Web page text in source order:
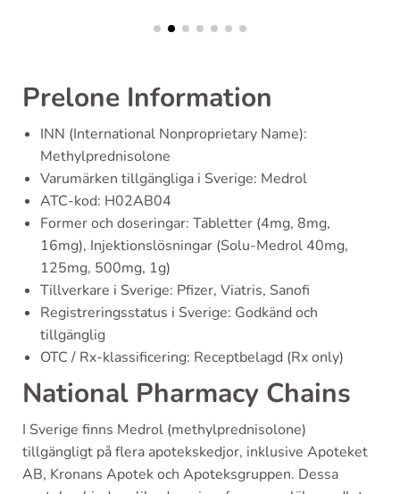
Prelone Information
INN (International Nonproprietary Name):
Methylprednisolone
Varumärken tillgängliga i Sverige: Medrol
ATC-kod: H02AB04
Former och doseringar: Tabletter (4mg, 8mg,
16mg), Injektionslösningar (Solu-Medrol 40mg,
125mg, 500mg, 1g)
Tillverkare i Sverige: Pfizer, Viatris, Sanofi
Registreringsstatus i Sverige: Godkänd och
tillgänglig
OTC / Rx-klassificering: Receptbelagd (Rx only)
National Pharmacy Chains
I Sverige finns Medrol (methylprednisolone)
tillgängligt på flera apotekskedjor, inklusive Apoteket
AB, Kronans Apotek och Apoteksgruppen. Dessa